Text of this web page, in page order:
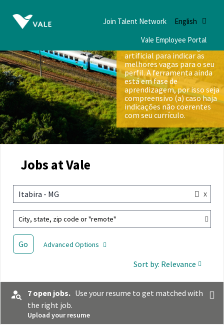
English
Join Talent Network
Vale Employee Portal
Nós utilizamos inteligência
artificial para indicar as
melhores vagas para o seu
perfil. A ferramenta ainda
está em fase de
aprendizagem, por isso seja
compreensivo (a) caso haja
indicações não coerentes
com seu currículo.
Jobs at Vale
Itabira - MG x
City, state, zip code or "remote"
Go Advanced Options
Sort by: Relevance
7 open jobs. Use your resume to get matched with
the right job.
Upload your resume